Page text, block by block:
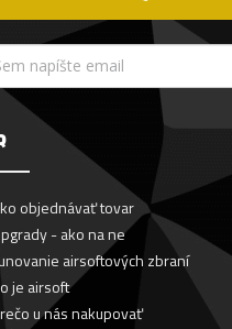
objednávať tovar
- ako na ne
airsoftových zbraní
je airsoft
u nás nakupovať